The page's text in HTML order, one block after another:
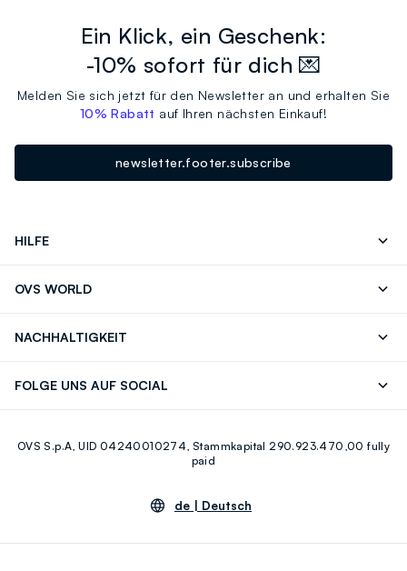
Ein Klick, ein Geschenk:
-10% sofort für dich 💌
Melden Sie sich jetzt für den Newsletter an und erhalten Sie
10% Rabatt auf Ihren nächsten Einkauf!
newsletter.footer.subscribe
HILFE
Bestellung/Rücksendung
OVS WORLD
NACHHALTIGKEIT
FOLGE UNS AUF SOCIAL
Youtube Linkedin
OVS S.p.A, UID 04240010274, Stammkapital 290.923.470,00 fully
paid
de | Deutsch